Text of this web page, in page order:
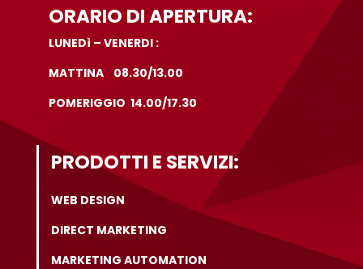
ORARIO DI APERTURA:
LUNEDì – VENERDI :
MATTINA 08.30/13.00
POMERIGGIO 14.00/17.30
PRODOTTI E SERVIZI:
WEB DESIGN
DIRECT MARKETING
MARKETING AUTOMATION